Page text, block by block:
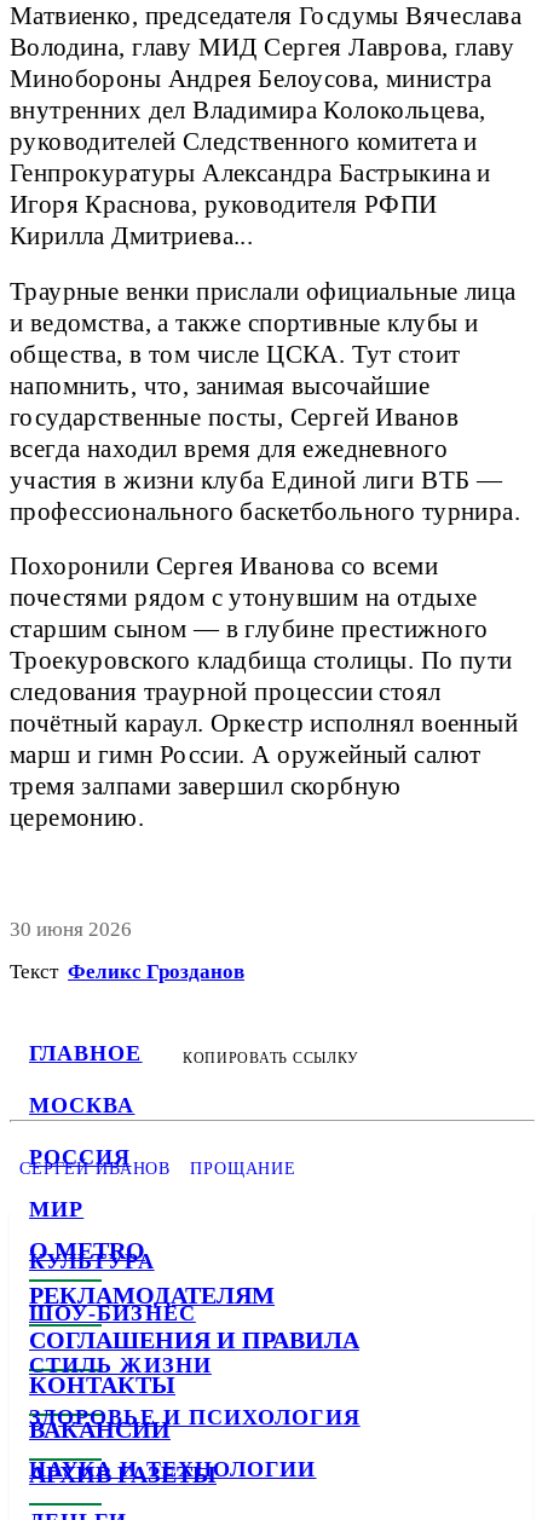
ГЛАВНОЕ
МОСКВА
РОССИЯ
МИР
КУЛЬТУРА
ШОУ-БИЗНЕС
СТИЛЬ ЖИЗНИ
ЗДОРОВЬЕ И ПСИХОЛОГИЯ
НАУКА И ТЕХНОЛОГИИ
Матвиенко, председателя Госдумы Вячеслава
Володина, главу МИД Сергея Лаврова, главу
Минобороны Андрея Белоусова, министра
внутренних дел Владимира Колокольцева,
руководителей Следственного комитета и
Генпрокуратуры Александра Бастрыкина и
Игоря Краснова, руководителя РФПИ
Кирилла Дмитриева...
Траурные венки прислали официальные лица
и ведомства, а также спортивные клубы и
общества, в том числе ЦСКА. Тут стоит
напомнить, что, занимая высочайшие
государственные посты, Сергей Иванов
всегда находил время для ежедневного
участия в жизни клуба Единой лиги ВТБ —
профессионального баскетбольного турнира.
Похоронили Сергея Иванова со всеми
почестями рядом с утонувшим на отдыхе
старшим сыном — в глубине престижного
Троекуровского кладбища столицы. По пути
следования траурной процессии стоял
почётный караул. Оркестр исполнял военный
марш и гимн России. А оружейный салют
тремя залпами завершил скорбную
церемонию.
30 июня 2026
Текст Феликс Грозданов
КОПИРОВАТЬ ССЫЛКУ
СЕРГЕЙ ИВАНОВ ПРОЩАНИЕ
О METRO
РЕКЛАМОДАТЕЛЯМ
СОГЛАШЕНИЯ И ПРАВИЛА
КОНТАКТЫ
ВАКАНСИИ
АРХИВ ГАЗЕТЫ